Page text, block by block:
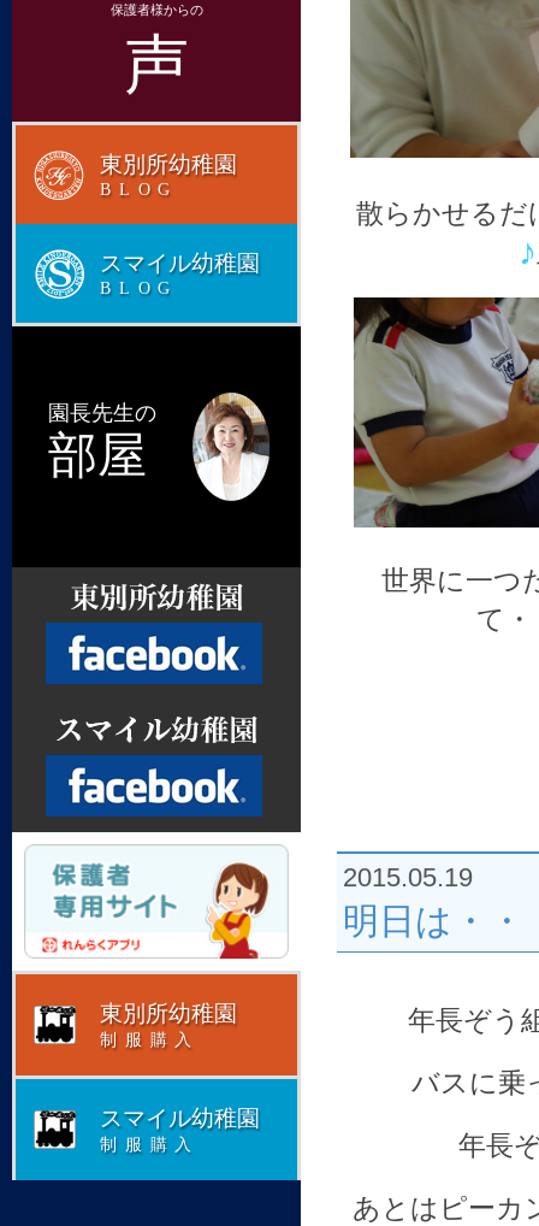
散らかせるだ
♪
世界に一つ
て
2015.05.19
明日は・・
年長ぞう
バスに乗
年長
あとはピーカ
保護者様からの
声
東別所幼稚園
BLOG
スマイル幼稚園
BLOG
園長先生の
部屋
Facebook
Facebook
東別所幼稚園
制服購入
スマイル幼稚園
制服購入